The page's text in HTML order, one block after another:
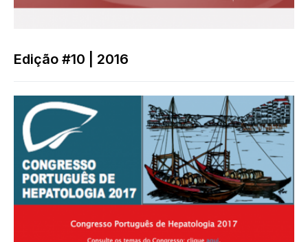
Edição #10 | 2016